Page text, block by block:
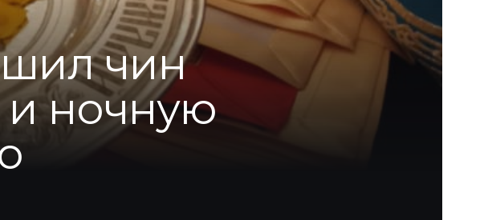
чин
ночную